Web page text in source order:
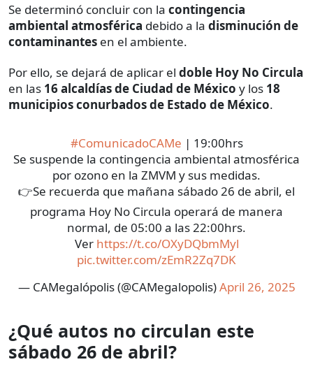
Se determinó concluir con la contingencia
ambiental atmosférica debido a la disminución de
contaminantes en el ambiente.
Por ello, se dejará de aplicar el doble Hoy No Circula
en las 16 alcaldías de Ciudad de México y los 18
municipios conurbados de Estado de México.
#ComunicadoCAMe | 19:00hrs
Se suspende la contingencia ambiental atmosférica
por ozono en la ZMVM y sus medidas.
👉Se recuerda que mañana sábado 26 de abril, el
programa Hoy No Circula operará de manera
normal, de 05:00 a las 22:00hrs.
Ver https://t.co/OXyDQbmMyl
pic.twitter.com/zEmR2Zq7DK
— CAMegalópolis (@CAMegalopolis)April 26, 2025
¿Qué autos no circulan este
sábado 26 de abril?